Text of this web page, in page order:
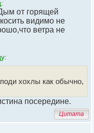
от горящей
видимо не
ветра не
хохлы как обычно,
посередине.
Цитата